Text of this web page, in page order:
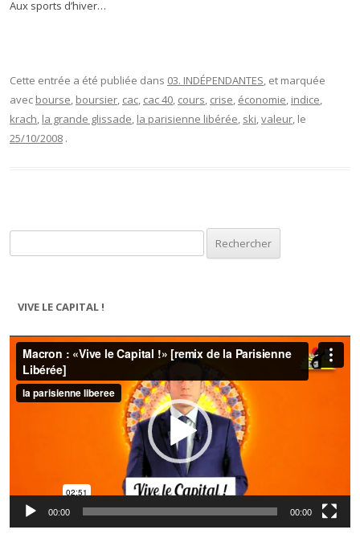
Aux sports d’hiver…
Cette entrée a été publiée dans 03. INDÉPENDANTES, et marquée
avec bourse, boursier, cac, cac 40, cours, crise, économie, indice,
krach, la grande glissade, la parisienne libérée, ski,valeur, le
25/10/2008 .
VIVE LE CAPITAL !
Lecteur
vidéo
00:00 00:00